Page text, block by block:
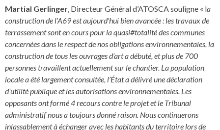
Martial Gerlinger, Directeur Général d’ATOSCA souligne « la
construction de l’A69 estaujourd’hui bien avancée : les travaux de
terrassement sont en cours pour la quasi#totalité des communes
concernées dans le respect de nos obligations environnementales, la
construction de tous les ouvrages d’art a débuté, et plus de 700
personnes travaillent actuellement sur le chantier. La population
locale a été largement consultée, l’État a délivré une déclaration
d’utilité publique et les autorisations environnementales. Les
opposants ont formé 4 recours contre le projet et le Tribunal
administratif nous a toujours donné raison. Nous continuerons
inlassablement à échanger avec les habitants du territoire lors de